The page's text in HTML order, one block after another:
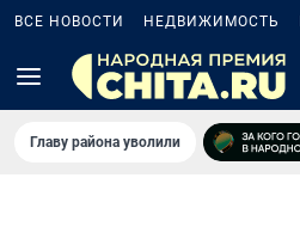
ВСЕ НОВОСТИ НЕДВИЖИМОСТЬ
Главу района уволили